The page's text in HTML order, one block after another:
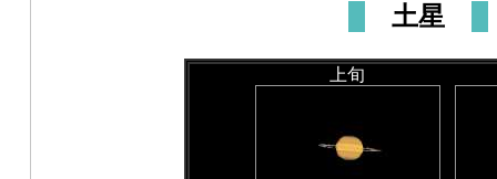
土星
上旬